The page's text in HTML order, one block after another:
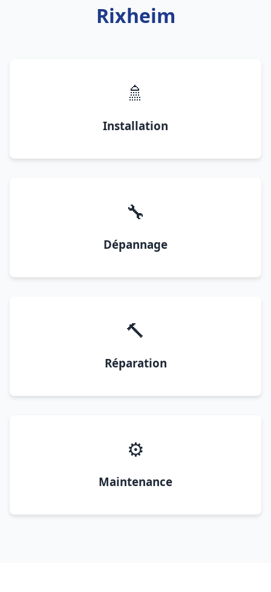
Rixheim
🚿
Installation
🔧
Dépannage
🔨
Réparation
⚙️
Maintenance